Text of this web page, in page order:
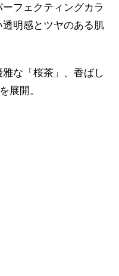
フェクティングカラ
明感とツヤのある肌
な「桜茶」、香ばし
展開。